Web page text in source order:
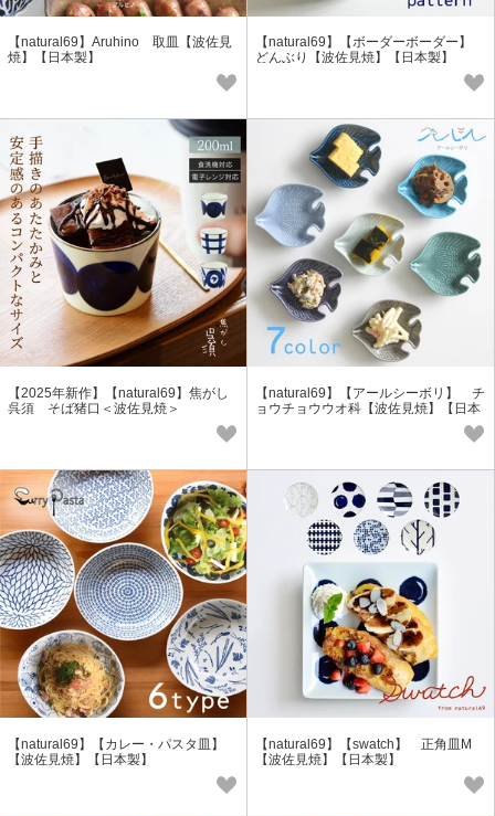
【natural69】Aruhino 取皿【波佐見
焼】【日本製】
【natural69】【ボーダーボーダー】
どんぶり【波佐見焼】【日本製】
【2025年新作】【natural69】焦がし
呉須 そば猪口＜波佐見焼＞
【natural69】【アールシーボリ】 チ
ョウチョウウオ科【波佐見焼】【日本
【natural69】【カレー・パスタ皿】
【波佐見焼】【日本製】
【natural69】【swatch】 正角皿M
【波佐見焼】【日本製】